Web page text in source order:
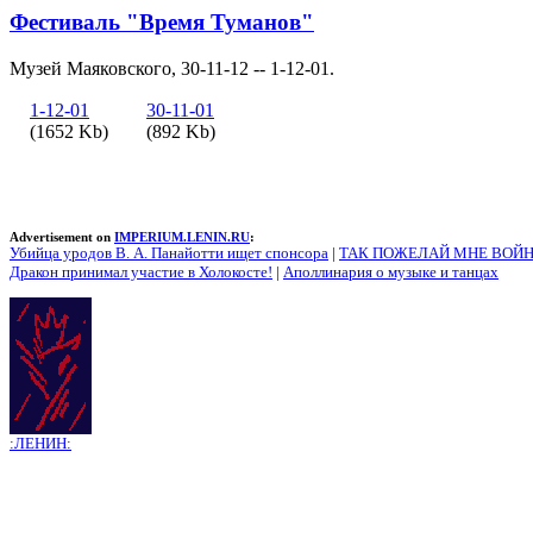
Фестиваль "Время Туманов"
Музей Маяковского, 30-11-12 -- 1-12-01.
1-12-01
(1652 Kb)
30-11-01
(892 Kb)
Advertisement on IMPERIUM.LENIN.RU:
Убийца уродов В. А. Панайотти ищет спонсора | ТАК ПОЖЕЛАЙ МНЕ
Дракон принимал участие в Холокосте! | Аполлинария о музыке и танцах
:ЛЕНИН: